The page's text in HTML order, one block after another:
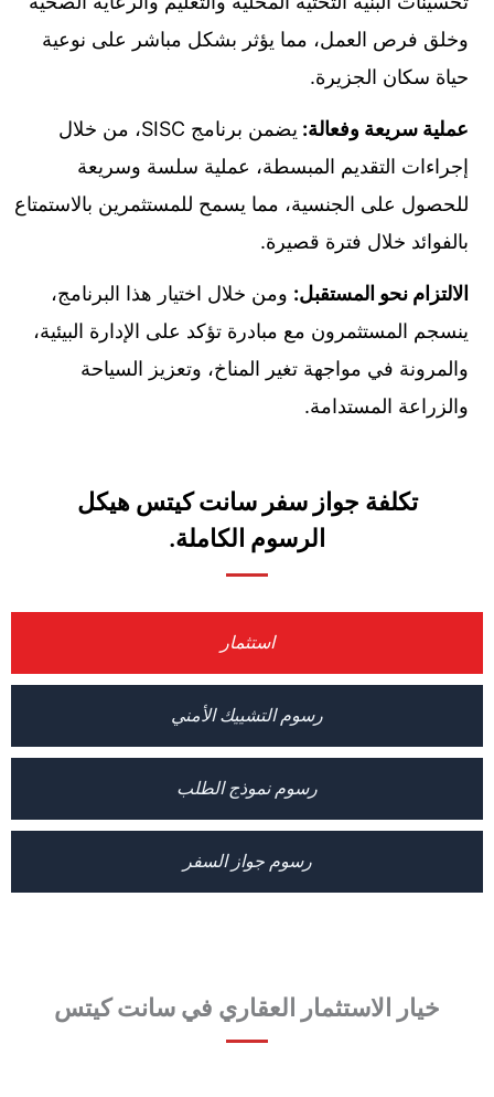
وخلق فرص العمل، مما يؤثر بشكل مباشر على نوعية
حياة سكان الجزيرة.
عملية سريعة وفعالة:
يضمن برنامج SISC، من خلال
إجراءات التقديم المبسطة، عملية سلسة وسريعة
للحصول على الجنسية، مما يسمح للمستثمرين بالاستمتاع
بالفوائد خلال فترة قصيرة.
الالتزام نحو المستقبل:ومن خلال اختيار هذا البرنامج،
ينسجم المستثمرون مع مبادرة تؤكد على الإدارة البيئية،
والمرونة في مواجهة تغير المناخ، وتعزيز السياحة
والزراعة المستدامة.
تكلفة جواز سفر سانت كيتس هيكل
الرسوم الكاملة.
استثمار
رسوم التشييك الأمني
رسوم نموذج الطلب
رسوم جواز السفر
خيار الاستثمار العقاري في سانت كيتس